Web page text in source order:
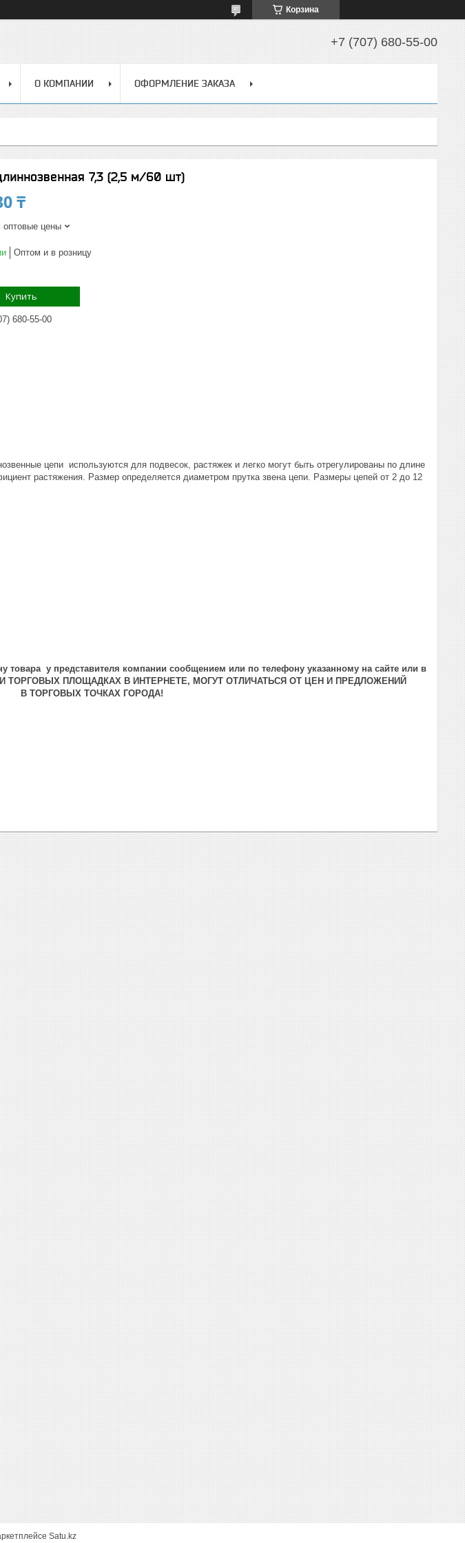
Корзина
+7 (707) 680-55-00
О КОМПАНИИ ОФОРМЛЕНИЕ ЗАКАЗА
7,3 (2,5 м/60 шт)
₸
оптовые цены
Оптом и в розницу
Купить
680-55-00
цепи используются для подвесок, растяжек и легко могут быть отрегулированы по длине
растяжения. Размер определяется диаметром прутка звена цепи. Размеры цепей от 2 до 12
товара у представителя компании сообщением или по телефону указанному на сайте или в
ТОРГОВЫХ ПЛОЩАДКАХ В ИНТЕРНЕТЕ, МОГУТ ОТЛИЧАТЬСЯ ОТ ЦЕН И ПРЕДЛОЖЕНИЙ
В ТОРГОВЫХ ТОЧКАХ ГОРОДА!
Satu.kz